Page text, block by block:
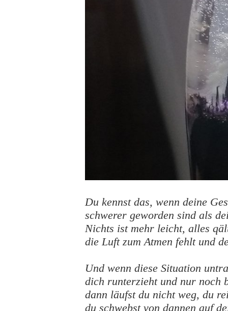
Du kennst das, wenn deine
schwerer geworden sind als
Nichts ist mehr leicht, alles
die Luft zum Atmen fehlt und
Und wenn diese Situation
dich runterzieht und nur noch
dann läufst du nicht weg, du
du schwebst von dannen auf